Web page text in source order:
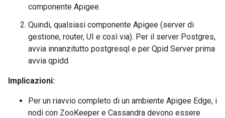
componente Apigee.
Quindi, qualsiasi componente Apigee (server di
gestione, router, UI e così via). Per il server Postgres,
avvia innanzitutto postgresql e per Qpid Server prima
avvia qpidd.
Implicazioni:
Per un riavvio completo di un ambiente Apigee Edge, i
nodi con ZooKeeper e Cassandra devono essere